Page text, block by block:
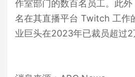
作室部门的数百名员工。此
名在其直播平台 Twitch 工作
业巨头在2023年已裁员超过2